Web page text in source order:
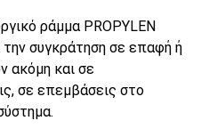
ράμμα PROPYLEN
την συγκράτηση σε επαφή ή
ακόμη και σε
σε επεμβάσεις στο